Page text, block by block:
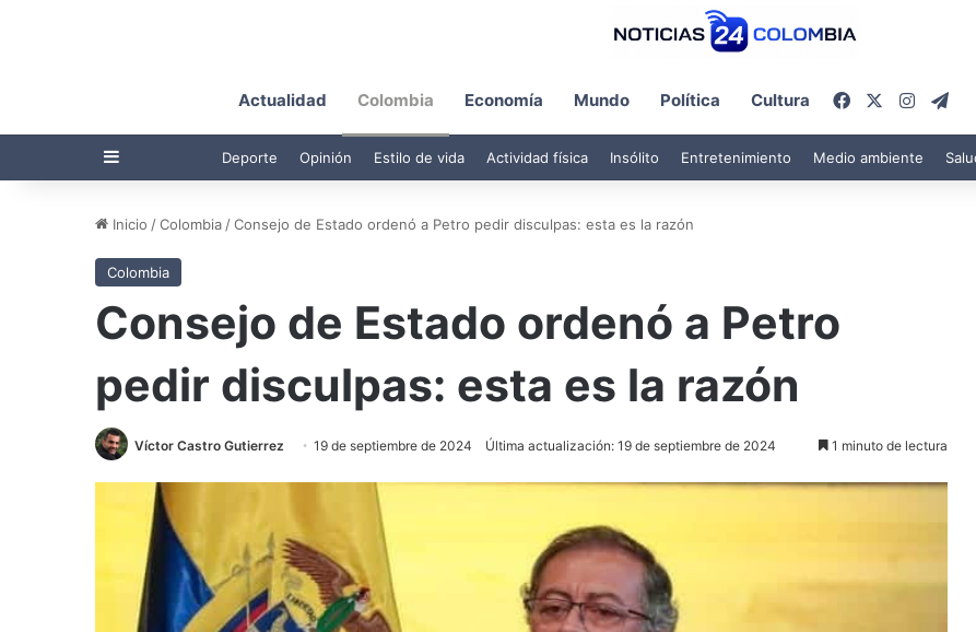
Actualidad Colombia Economía Mundo Política Cultura Facebook
Barra lateral Deporte Opinión Estilo de vida Actividad física Insólito Entretenimiento Medio ambiente
Inicio /Colombia /Consejo de Estado ordenó a Petro pedir disculpas: esta es la razón
Colombia
Consejo de Estado ordenó a Petro
pedir disculpas: esta es la razón
Víctor Castro Gutierrez 19 de septiembre de 2024 Última actualización: 19 de septiembre de 2024 1 minuto de lectura